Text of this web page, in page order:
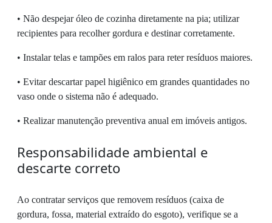
• Não despejar óleo de cozinha diretamente na pia; utilizar
recipientes para recolher gordura e destinar corretamente.
• Instalar telas e tampões em ralos para reter resíduos maiores.
• Evitar descartar papel higiênico em grandes quantidades no
vaso onde o sistema não é adequado.
• Realizar manutenção preventiva anual em imóveis antigos.
Responsabilidade ambiental e
descarte correto
Ao contratar serviços que removem resíduos (caixa de
gordura, fossa, material extraído do esgoto), verifique se a